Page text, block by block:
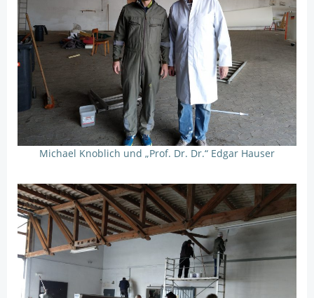
Michael Knoblich und „Prof. Dr. Dr.“ Edgar Hauser